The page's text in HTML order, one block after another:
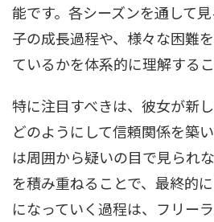
能です。各シーズンを通して
子の成長過程や、様々な困難
ているかを体系的に理解するこ
特に注目すべきは、彼女が新し
どのようにして信頼関係を築
は周囲から疑いの目で見られ
を積み重ねることで、最終的
になっていく過程は、フリー